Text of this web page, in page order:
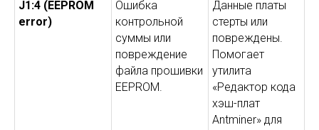
J1:4 (EEPROM
error)
Ошибка
контрольной
суммы или
повреждение
файла прошивки
EEPROM.
Данные платы
стерты или
повреждены.
Помогает
утилита
«Редактор кода
хэш-плат
Antminer» для